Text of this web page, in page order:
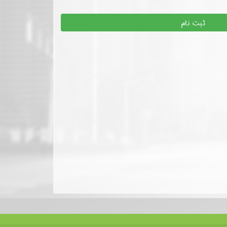
ثبت نام